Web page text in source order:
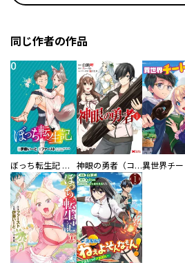
同じ作者の作品
ぼっち転生記 【連載版】 神眼の勇者（コミック）